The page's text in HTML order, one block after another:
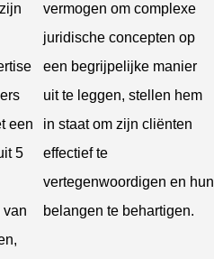
een
5
van
vermogen om complexe
juridische concepten op
een begrijpelijke manier
uit te leggen, stellen hem
in staat om zijn cliënten
effectief te
vertegenwoordigen en hun
belangen te behartigen.